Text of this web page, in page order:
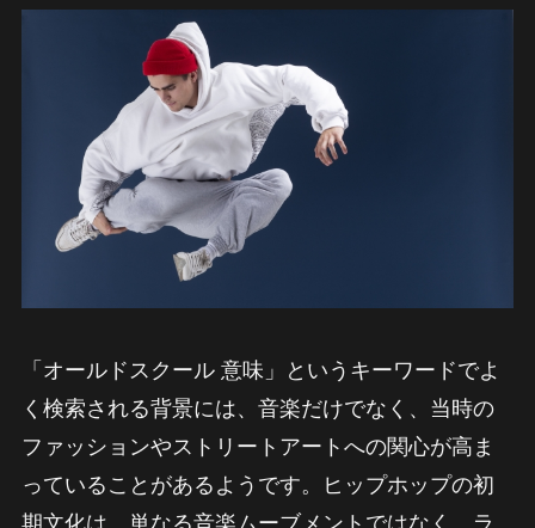
「オールドスクール 意味」というキーワードでよ
く検索される背景には、音楽だけでなく、当時の
ファッションやストリートアートへの関心が高ま
っていることがあるようです。ヒップホップの初